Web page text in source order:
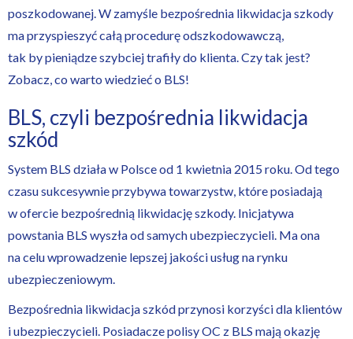
poszkodowanej. W zamyśle bezpośrednia likwidacja szkody
ma przyspieszyć całą procedurę odszkodowawczą,
tak by pieniądze szybciej trafiły do klienta. Czy tak jest?
Zobacz, co warto wiedzieć o BLS!
BLS, czyli bezpośrednia likwidacja
szkód
System BLS działa w Polsce od 1 kwietnia 2015 roku. Od tego
czasu sukcesywnie przybywa towarzystw, które posiadają
w ofercie bezpośrednią likwidację szkody. Inicjatywa
powstania BLS wyszła od samych ubezpieczycieli. Ma ona
na celu wprowadzenie lepszej jakości usług na rynku
ubezpieczeniowym.
Bezpośrednia likwidacja szkód przynosi korzyści dla klientów
i ubezpieczycieli. Posiadacze polisy OC z BLS mają okazję